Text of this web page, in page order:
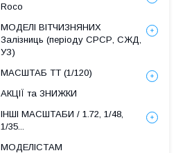
Roco
МОДЕЛІ ВІТЧИЗНЯНИХ
Залізниць (періоду СРСР, СЖД,
УЗ)
МАСШТАБ ТТ (1/120)
АКЦІЇ та ЗНИЖКИ
ІНШІ МАСШТАБИ / 1.72, 1/48,
1/35...
МОДЕЛІСТАМ